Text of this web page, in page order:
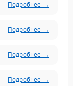
Подробнее →
Подробнее →
Подробнее →
Подробнее →